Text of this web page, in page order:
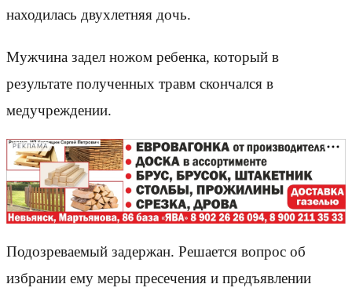
находилась двухлетняя дочь.
Мужчина задел ножом ребенка, который в
результате полученных травм скончался в
медучреждении.
РЕКЛАМА
Подозреваемый задержан. Решается вопрос об
избрании ему меры пресечения и предъявлении